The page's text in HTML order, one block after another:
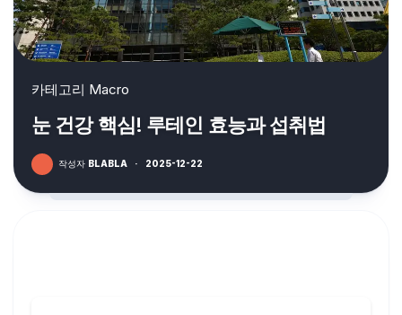
카테고리 Macro
눈 건강 핵심! 루테인 효능과 섭취법
작성자 BLABLA · 2025-12-22